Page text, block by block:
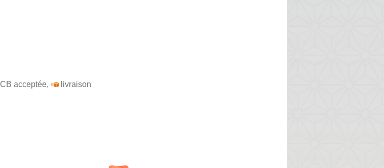
CB acceptée,
livraison